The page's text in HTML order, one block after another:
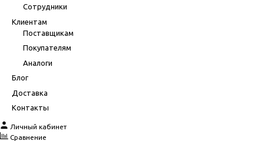
Сотрудники
Клиентам
Поставщикам
Покупателям
Аналоги
Блог
Доставка
Контакты
Личный кабинет
Сравнение